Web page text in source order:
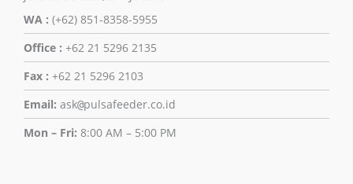
WA : (+62) 851-8358-5955
Office : +62 21 5296 2135
Fax : +62 21 5296 2103
Email: ask@pulsafeeder.co.id
Mon – Fri: 8:00 AM – 5:00 PM